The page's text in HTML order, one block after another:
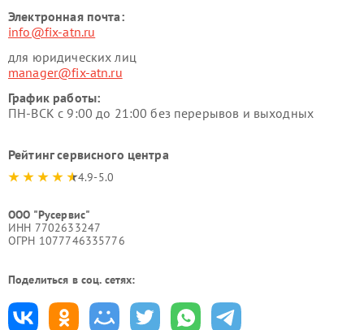
Электронная почта:
info@fix-atn.ru
для юридических лиц
manager@fix-atn.ru
График работы:
ПН-ВСК с 9:00 до 21:00 без перерывов и выходных
Рейтинг сервисного центра
4.9-5.0
ООО "Русервис"
ИНН 7702633247
ОГРН 1077746335776
Поделиться в соц. сетях: